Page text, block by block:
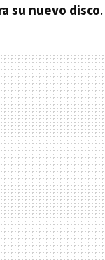
su nuevo disco.